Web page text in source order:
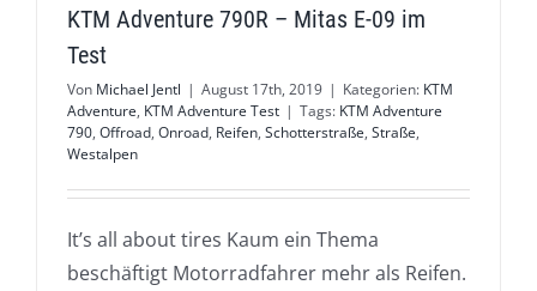
KTM Adventure 790R – Mitas E-09 im
Test
Von Michael Jentl | August 17th, 2019 | Kategorien: KTM
Adventure, KTM Adventure Test | Tags: KTM Adventure
790, Offroad, Onroad, Reifen, Schotterstraße, Straße,
Westalpen
It’s all about tires Kaum ein Thema
beschäftigt Motorradfahrer mehr als Reifen.